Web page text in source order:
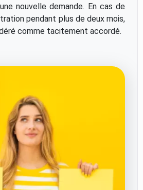
nouvelle demande. En cas de
pendant plus de deux mois,
comme tacitement accordé.